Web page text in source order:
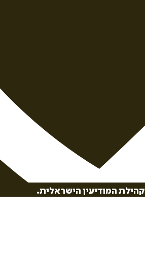
המודיעין הישראלית.